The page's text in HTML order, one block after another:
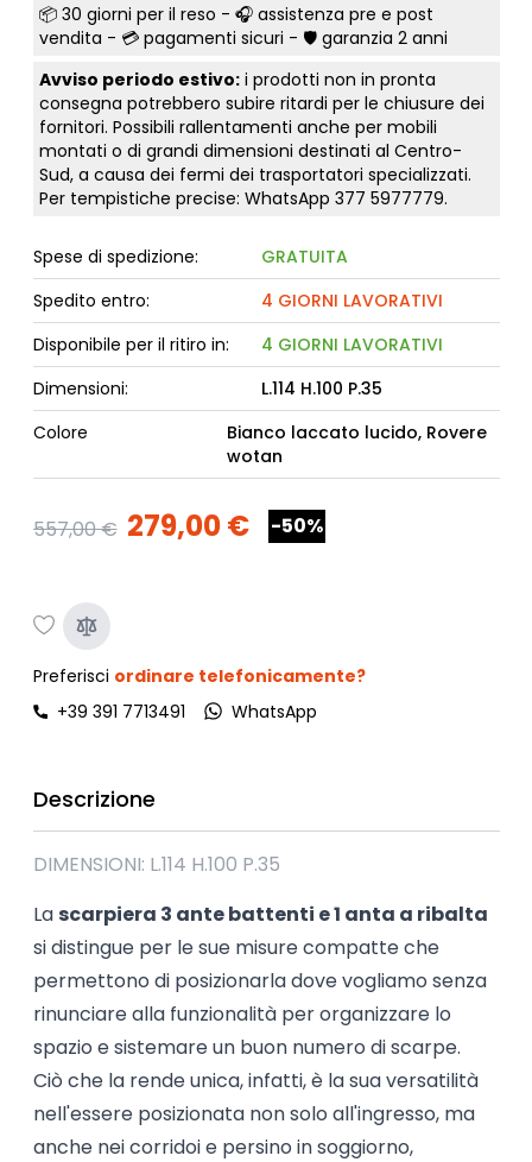
📦 30 giorni per il reso - 🎧 assistenza pre e post
vendita - 💳 pagamenti sicuri - 🛡️ garanzia 2 anni
Avviso periodo estivo:i prodotti non in pronta
consegna potrebbero subire ritardi per le chiusure dei
fornitori. Possibili rallentamenti anche per mobili
montati o di grandi dimensioni destinati al Centro-
Sud, a causa dei fermi dei trasportatori specializzati.
Per tempistiche precise: WhatsApp 377 5977779.
Spese di spedizione:
GRATUITA
Spedito entro:
4 GIORNI LAVORATIVI
Disponibile per il ritiro in:
4 GIORNI LAVORATIVI
Dimensioni:
L.114 H.100 P.35
Colore
Bianco laccato lucido, Rovere
wotan
557,00 € 279,00 € -50%
Preferisci ordinare telefonicamente?
+39 391 7713491
WhatsApp
Descrizione
DIMENSIONI: L.114 H.100 P.35
La scarpiera 3 ante battenti e 1 anta a ribalta
si distingue per le sue misure compatte che
permettono di posizionarla dove vogliamo senza
rinunciare alla funzionalità per organizzare lo
spazio e sistemare un buon numero di scarpe.
Ciò che la rende unica, infatti, è la sua versatilità
nell'essere posizionata non solo all'ingresso, ma
anche nei corridoi e persino in soggiorno,